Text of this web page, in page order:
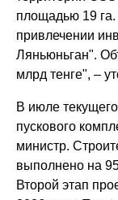
площадью 19
привлечении
Ляньюньган".
млрд тенге", –
В июле
пускового
министр.
выполнено на
Второй этап